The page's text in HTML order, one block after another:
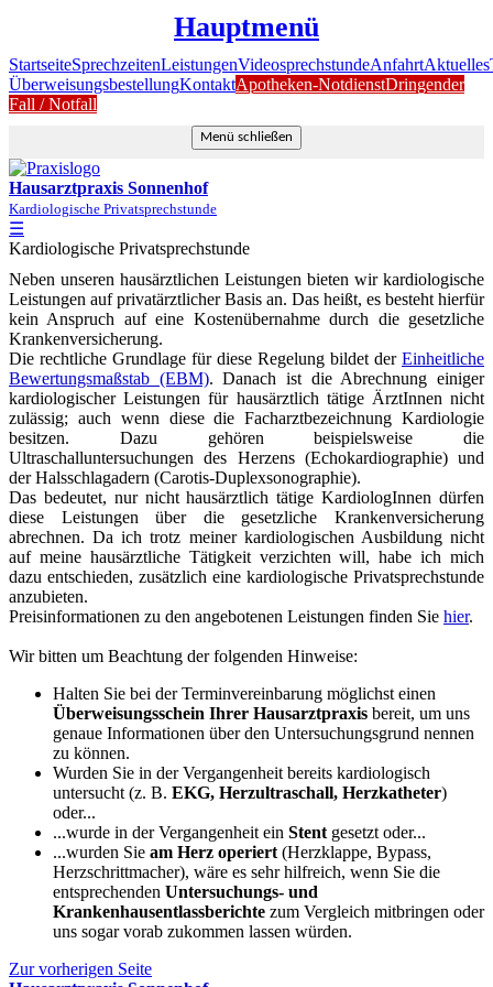
Hauptmenü
StartseiteSprechzeitenLeistungenVideosprechstundeAnfahrtAktuelles
ÜberweisungsbestellungKontaktApotheken-NotdienstDringender
Fall / Notfall
Menü schließen
Hausarztpraxis Sonnenhof
Kardiologische Privatsprechstunde
☰
Kardiologische Privatsprechstunde
Neben unseren hausärztlichen Leistungen bieten wir kardiologische
Leistungen auf privatärztlicher Basis an. Das heißt, es besteht hierfür
kein Anspruch auf eine Kostenübernahme durch die gesetzliche
Krankenversicherung.
Die rechtliche Grundlage für diese Regelung bildet der Einheitliche
Bewertungsmaßstab (EBM). Danach ist die Abrechnung einiger
kardiologischer Leistungen für hausärztlich tätige ÄrztInnen nicht
zulässig; auch wenn diese die Facharztbezeichnung Kardiologie
besitzen. Dazu gehören beispielsweise die
Ultraschalluntersuchungen des Herzens (Echokardiographie) und
der Halsschlagadern (Carotis-Duplexsonographie).
Das bedeutet, nur nicht hausärztlich tätige KardiologInnen dürfen
diese Leistungen über die gesetzliche Krankenversicherung
abrechnen. Da ich trotz meiner kardiologischen Ausbildung nicht
auf meine hausärztliche Tätigkeit verzichten will, habe ich mich
dazu entschieden, zusätzlich eine kardiologische Privatsprechstunde
anzubieten.
Preisinformationen zu den angebotenen Leistungen finden Sie hier.
Wir bitten um Beachtung der folgenden Hinweise:
Halten Sie bei der Terminvereinbarung möglichst einen
Überweisungsschein Ihrer Hausarztpraxis bereit, um uns
genaue Informationen über den Untersuchungsgrund nennen
zu können.
Wurden Sie in der Vergangenheit bereits kardiologisch
untersucht (z. B. EKG, Herzultraschall, Herzkatheter)
oder...
...wurde in der Vergangenheit ein Stent gesetzt oder...
...wurden Sie am Herz operiert (Herzklappe, Bypass,
Herzschrittmacher), wäre es sehr hilfreich, wenn Sie die
entsprechenden Untersuchungs- und
Krankenhausentlassberichte zum Vergleich mitbringen oder
uns sogar vorab zukommen lassen würden.
Zur vorherigen Seite